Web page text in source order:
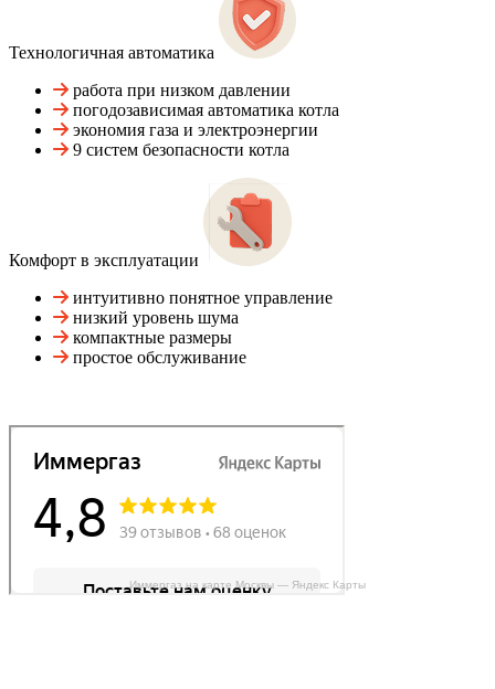
Технологичная автоматика
работа при низком давлении
погодозависимая автоматика котла
экономия газа и электроэнергии
9 систем безопасности котла
Комфорт в эксплуатации
интуитивно понятное управление
низкий уровень шума
компактные размеры
простое обслуживание
Иммергаз на карте Москвы — Яндекс Карты